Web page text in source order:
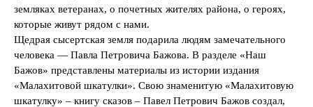
земляках ветеранах, о почетных жителях района, о героях,
которые живут рядом с нами.
Щедрая сысертская земля подарила людям замечательного
человека — Павла Петровича Бажова. В разделе «Наш
Бажов» представлены материалы из истории издания
«Малахитовой шкатулки». Свою знаменитую «Малахитовую
шкатулку» – книгу сказов – Павел Петрович Бажов создал,